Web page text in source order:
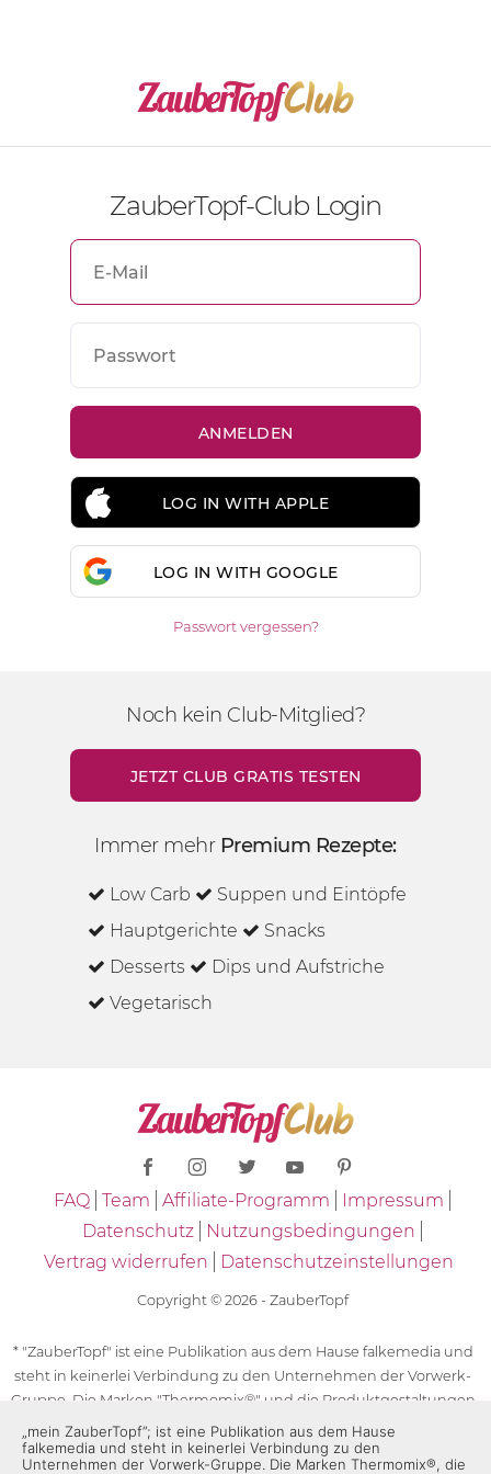
ZauberTopf-Club Login
LOG IN WITH APPLE
LOG IN WITH GOOGLE
Passwort vergessen?
Noch kein Club-Mitglied?
JETZT CLUB GRATIS TESTEN
Immer mehr Premium Rezepte:
Low Carb
Suppen und Eintöpfe
Hauptgerichte
Snacks
Desserts
Dips und Aufstriche
Vegetarisch
FAQ Team Affiliate-Programm
Impressum
Datenschutz
Nutzungsbedingungen
Vertrag widerrufen
Datenschutzeinstellungen
Copyright © 2026 - ZauberTopf
* "ZauberTopf" ist eine Publikation aus dem Hause falkemedia und
steht in keinerlei Verbindung zu den Unternehmen der Vorwerk-
Gruppe. Die Marken "Thermomix®" und die Produktgestaltungen
des "Thermomix®" sind eingetragene Marken der Unternehmen
der Vorwerk-Gruppe. Die Marken Thermomix®, die Zeichen TM5®,
„mein ZauberTopf”; ist eine Publikation aus dem Hause
falkemedia und steht in keinerlei Verbindung zu den
Unternehmen der Vorwerk-Gruppe. Die Marken Thermomix®, die